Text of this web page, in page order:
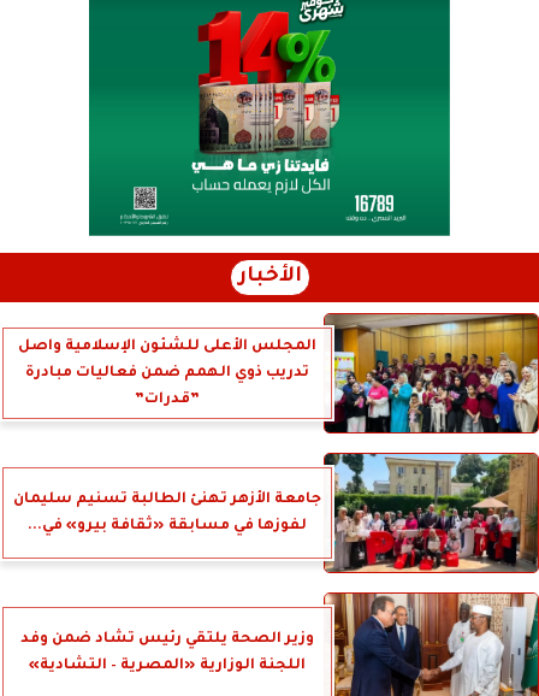
الأخبار
المجلس الأعلى للشئون الإسلامية واصل
تدريب ذوي الهمم ضمن فعاليات مبادرة
”قدرات”
جامعة الأزهر تهنئ الطالبة تسنيم سليمان
لفوزها في مسابقة «ثقافة بيرو» في...
وزير الصحة يلتقي رئيس تشاد ضمن وفد
اللجنة الوزارية «المصرية – التشادية»